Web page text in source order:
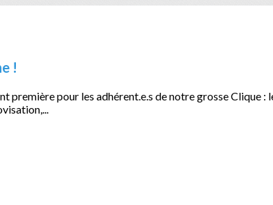
!
première pour les adhérent.e.s de notre grosse Clique :